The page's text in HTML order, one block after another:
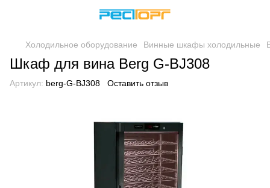
Холодильное оборудование Винные шкафы холодильные
Шкаф для вина Berg G-BJ308
Артикул: berg-G-BJ308 Оставить отзыв